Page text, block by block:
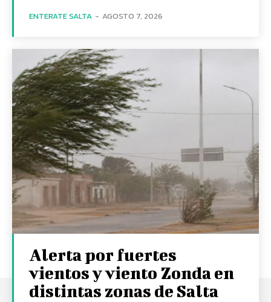
ENTERATE SALTA - AGOSTO 7, 2026
Alerta por fuertes
vientos y viento Zonda en
distintas zonas de Salta